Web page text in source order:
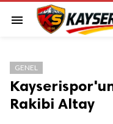
menu
GENEL
Rakibi Altay